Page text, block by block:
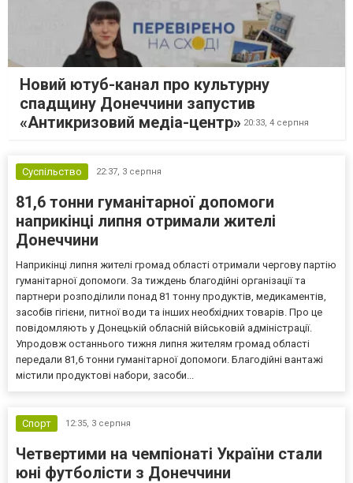
Новий ютуб-канал про культурну
спадщину Донеччини запустив
«Антикризовий медіа-центр» 20:33, 4 серпня
Суспільство 22:37, 3 серпня
81,6 тонни гуманітарної допомоги
наприкінці липня отримали жителі
Донеччини
Наприкінці липня жителі громад області отримали чергову партію
гуманітарної допомоги. За тиждень благодійні організації та
партнери розподілили понад 81 тонну продуктів, медикаментів,
засобів гігієни, питної води та інших необхідних товарів. Про це
повідомляють у Донецькій обласній військовій адміністрації.
Упродовж останнього тижня липня жителям громад області
передали 81,6 тонни гуманітарної допомоги. Благодійні вантажі
містили продуктові набори, засоби...
Спорт 12:35, 3 серпня
Четвертими на чемпіонаті України стали
юні футболісти з Донеччини